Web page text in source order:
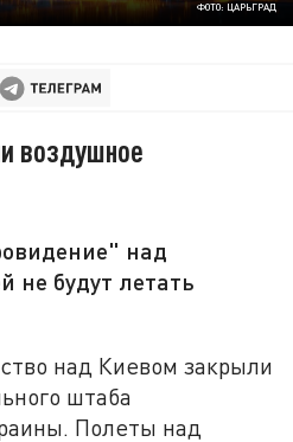
ФОТО: ЦАРЬГРАД
воздушное
над
не будут летать
над Киевом закрыли
штаба
Полеты над